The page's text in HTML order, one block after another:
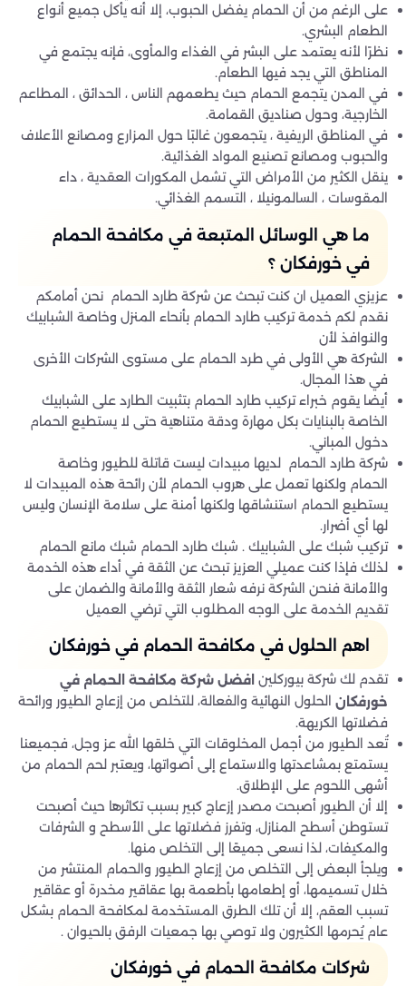
على الرغم من أن الحمام يفضل الحبوب، إلا أنه يأكل جميع أنواع
الطعام البشري.
نظرًا لأنه يعتمد على البشر في الغذاء والمأوى، فإنه يجتمع في
المناطق التي يجد فيها الطعام.
في المدن يتجمع الحمام حيث يطعمهم الناس ، الحدائق ، المطاعم
الخارجية، وحول صناديق القمامة.
في المناطق الريفية ، يتجمعون غالبًا حول المزارع ومصانع الأعلاف
والحبوب ومصانع تصنيع المواد الغذائية.
ينقل الكثير من الأمراض التي تشمل المكورات العقدية ، داء
المقوسات ، السالمونيلا ، التسمم الغذائي.
ما هي الوسائل المتبعة في مكافحة الحمام
في خورفكان ؟
عزيزي العميل ان كنت تبحث عن شركة طارد الحمام نحن أمامكم
نقدم لكم خدمة تركيب طارد الحمام بأنحاء المنزل وخاصة الشبابيك
والنوافذ لأن
الشركة هي الأولى في طرد الحمام على مستوى الشركات الأخرى
في هذا المجال.
أيضا يقوم خبراء تركيب طارد الحمام بتثبيت الطارد على الشبابيك
الخاصة بالبنايات بكل مهارة ودقة متناهية حتى لا يستطيع الحمام
دخول المباني.
شركة طارد الحمام لديها مبيدات ليست قاتلة للطيور وخاصة
الحمام ولكنها تعمل على هروب الحمام لأن رائحة هذه المبيدات لا
يستطيع الحمام استنشاقها ولكنها أمنة على سلامة الإنسان وليس
لها أي أضرار.
تركيب شبك على الشبابيك . شبك طارد الحمام شبك مانع الحمام
لذلك فإذا كنت عميلي العزيز تبحث عن الثقة في أداء هذه الخدمة
والأمانة فنحن الشركة نرفه شعار الثقة والأمانة والضمان على
تقديم الخدمة على الوجه المطلوب التي ترضي العميل
اهم الحلول في مكافحة الحمام في خورفكان
تقدم لك شركة بيوركلين افضل شركة مكافحة الحمام في
خورفكان الحلول النهائية والفعالة، للتخلص من إزعاج الطيور ورائحة
فضلاتها الكريهة.
تُعد الطيور من أجمل المخلوقات التي خلقها الله عز وجل، فجميعنا
يستمتع بمشاعدتها والاستماع إلى أصواتها، ويعتبر لحم الحمام من
أشهى اللحوم على الإطلاق.
إلا أن الطيور أصبحت مصدر إزعاج كبير بسبب تكاثرها حيث أصبحت
تستوطن أسطح المنازل، وتفرز فضلاتها على الأسطح و الشرفات
والمكيفات، لذا نسعى جميعًا إلى التخلص منها.
ويلجأ البعض إلى التخلص من إزعاج الطيور والحمام المنتشر من
خلال تسميمها، أو إطعامها بأطعمة بها عقاقير مخدرة أو عقاقير
تسبب العقم، إلا أن تلك الطرق المستخدمة لمكافحة الحمام بشكل
عام يُحرمها الكثيرون ولا توصي بها جمعيات الرفق بالحيوان .
شركات مكافحة الحمام في خورفكان